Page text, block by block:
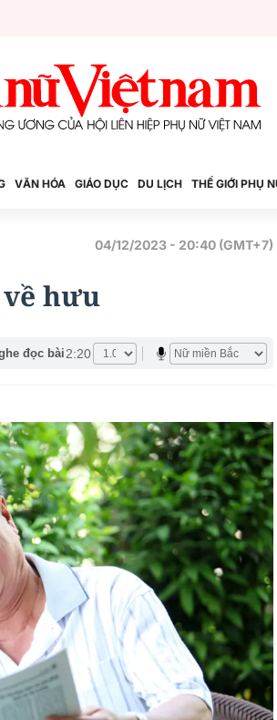
VĂN HÓA GIÁO DỤC DU LỊCH THẾ GIỚI PHỤ
04/12/2023 - 20:40 (GMT+7)
hưu
đọc bài 2:20